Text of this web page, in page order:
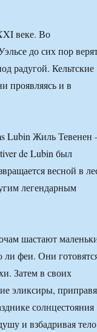
веке. Во
до сих пор
радугой. Кельтские
проявляясь и в
Lubin Жиль
de Lubin был
весной в
легендарным
шастают
феи. Они
Затем в своих
эликсиры,
солнцестояния
и взбадривая